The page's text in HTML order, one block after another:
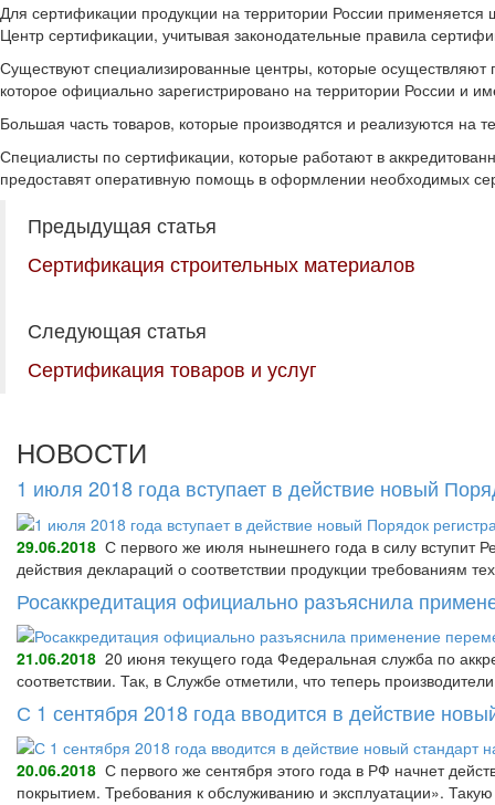
Для сертификации продукции на территории России
Центр сертификации, учитывая законодательные правила
Существуют специализированные центры, которые
которое официально зарегистрировано на территории России и
Большая часть товаров, которые производятся и реализуются на
Специалисты по сертификации, которые работают в
предоставят оперативную помощь в оформлении необходимых
Предыдущая статья
Сертификация строительных материалов
Следующая статья
Сертификация товаров и услуг
НОВОСТИ
1 июля 2018 года вступает в действие новый
29.06.2018 С первого же июля нынешнего года в силу вступит
действия деклараций о соответствии продукции требованиям
Росаккредитация официально разъяснила
21.06.2018 20 июня текущего года Федеральная служба по
соответствии. Так, в Службе отметили, что теперь
С 1 сентября 2018 года вводится в действие
20.06.2018 С первого же сентября этого года в РФ начнет
покрытием. Требования к обслуживанию и эксплуатации».